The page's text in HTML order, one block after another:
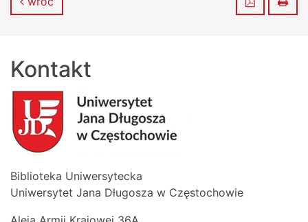
Kontakt
Biblioteka Uniwersytecka
Uniwersytet Jana Długosza w Częstochowie